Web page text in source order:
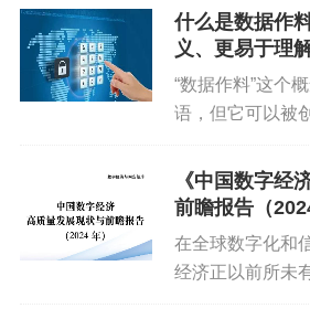
前景展望：随着数据价值的不断提升和
数据安全成为企业关注的焦点。未来
求将持续增长。同时，随着技术的不断
据安全产品将更加注重智能化和自动
预警，提升安全防护的精准度和时效性
3. 数据可视化工具
新产品描述：数据可视化工具是指将复
竞争的加剧和消
商行业逐渐步入
什么是数据作
义、更易于理
“数据作料”这个
语，但它可以被
可操作的工具、
中的作料能够提
《中国数字经
前瞻报告（
在全球数字化和
经济正以前所未